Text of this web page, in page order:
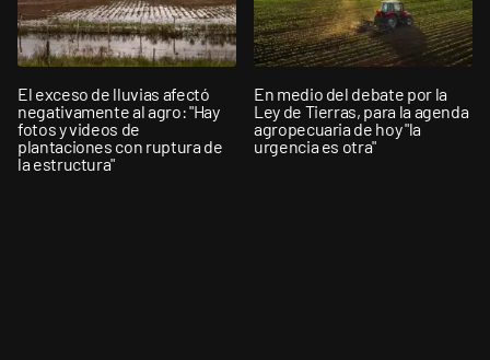
El exceso de lluvias afectó
negativamente al agro: "Hay
fotos y videos de
plantaciones con ruptura de
la estructura"
En medio del debate por la
Ley de Tierras, para la agenda
agropecuaria de hoy "la
urgencia es otra"